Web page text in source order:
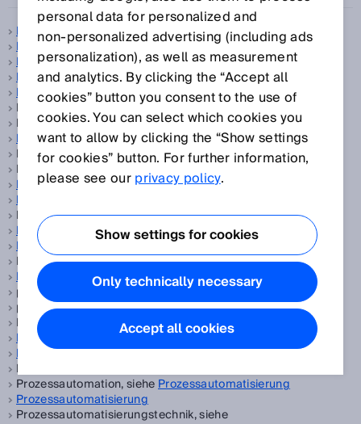
Pattern-Sensoren
PDDB
PELV
Performance Level
PFH
PGA, sieheProzessgasanalysator
Pharma, sieheKonsumgüter
Phasenkorrelationsmessung
Phasenlagemessung, siehePhasenkorrelationsmessung
Phasenmessverfahren, siehe Phasenkorrelationsmessung
Pick-and-place
PinPoint-LED
PL, siehePerformance Level
Positionsbestimmung
Positionssensoren
Processing, sieheOel und Gas
Profiling-Systeme
programmierbare Kamera, siehe SICK AppSpace
programmierbarer Sensor, sieheSICK AppSpace
Programmierhilfsmittel, sieheProgramming-Tool
Programming-Tool
Prozessanalysentechnik
Prozessanalytik, siehe
Prozessautomation, sieheProzessautomatisierung
Prozessautomatisierung
Prozessautomatisierungstechnik, siehe
personal data for personalized and
non‑personalized advertising (including ads
personalization), as well as measurement
and analytics. By clicking the “Accept all
cookies” button you consent to the use of
cookies. You can select which cookies you
want to allow by clicking the “Show settings
for cookies” button. For further information,
please see ourprivacy policy.
Show settings for cookies
Only technically necessary
Accept all cookies